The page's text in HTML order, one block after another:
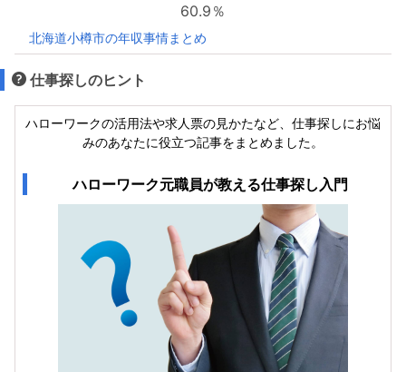
60.9％
北海道小樽市の年収事情まとめ
仕事探しのヒント
ハローワークの活用法や求人票の見かたなど、仕事探しにお悩
みのあなたに役立つ記事をまとめました。
ハローワーク元職員が教える仕事探し入門